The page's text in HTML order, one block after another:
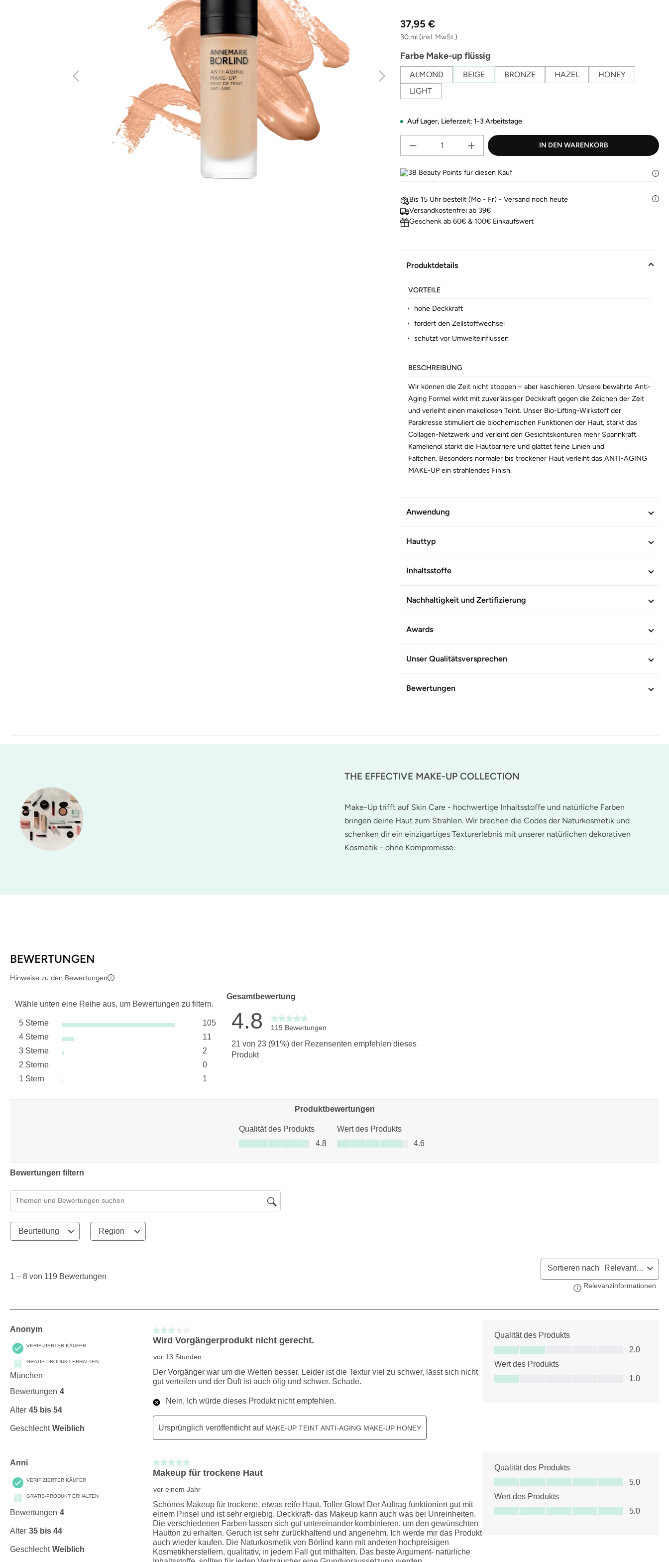
Regulärer Preis:
37,95 €
30 ml (inkl. MwSt.)
Farbe Make-up flüssig
ALMOND BEIGE BRONZE HAZEL
HONEY
LIGHT
Auf Lager, Lieferzeit: 1-3 Arbeitstage
Produkt Anzahl: Gib den
IN DEN WARENKORB
38 Beauty Points für diesen Kauf
Bis 15 Uhr bestellt (Mo - Fr) - Versand noch heute
Versandkostenfrei ab 39€
Geschenk ab 60€ & 100€ Einkaufswert
Produktdetails
VORTEILE
hohe Deckkraft
fördert den Zellstoffwechsel
schützt vor Umwelteinflüssen
BESCHREIBUNG
Wir können die Zeit nicht stoppen – aber kaschieren. Unsere bewährte Anti-
Aging Formel wirkt mit zuverlässiger Deckkraft gegen die Zeichen der Zeit
und verleiht einen makellosen Teint. Unser Bio-Lifting-Wirkstoff der
Parakresse stimuliert die biochemischen Funktionen der Haut, stärkt das
Collagen-Netzwerk und verleiht den Gesichtskonturen mehr Spannkraft.
Kamelienöl stärkt die Hautbarriere und glättet feine Linien und
Fältchen. Besonders normaler bis trockener Haut verleiht das ANTI-AGING
MAKE-UP ein strahlendes Finish.
Anwendung
Hauttyp
Inhaltsstoffe
Nachhaltigkeit und Zertifizierung
Awards
Unser Qualitätsversprechen
Bewertungen
THE EFFECTIVE MAKE-UP COLLECTION
Make-Up trifft auf Skin Care - hochwertige Inhaltsstoffe und natürliche Farben
bringen deine Haut zum Strahlen. Wir brechen die Codes der Naturkosmetik und
schenken dir ein einzigartiges Texturerlebnis mit unserer natürlichen dekorativen
Kosmetik - ohne Kompromisse.
BEWERTUNGEN
Hinweise zu den Bewertungen
Wähle unten eine Reihe aus, um Bewertungen zu filtern.
5 Sterne Sterne
105
105 Bewertungen mit 5 Sternen.
4 Sterne Sterne
11
11 Bewertungen mit 4 Sternen.
3 Sterne Sterne
2
2 Bewertungen mit 3 Sternen.
2 Sterne
0
0 Bewertungen mit 2 Sternen.
1 Stern Sterne
1
Gesamtbewertung
4.8 119 Bewertungen
21 von 23 (91%) der Rezensenten empfehlen dieses
Produkt
Produktbewertungen
Qualität des Produkts
Qualität des Produkts, 4.8 von 5
4.8
Wert des Produkts
Wert des Produkts, 4.6 von 5
4.6
Bewertungen filtern
Suchthemen und Bewertungen Suchregion
Beurteilung Region
8
1 – 8 von 119 Bewertungen
Sortieren nach Relevanteste
Relevanzinformationen
Anonym
VERIFIZIERTER KÄUFER
GRATIS-PRODUKT ERHALTEN
München
Bewertungen 4
Alter 45 bis 54
Geschlecht Weiblich
3 von 5 Sternen.
Wird Vorgängerprodukt nicht gerecht.
vor 13 Stunden
Der Vorgänger war um die Welten besser. Leider ist die Textur viel zu schwer, lässt sich nicht
gut verteilen und der Duft ist auch ölig und schwer. Schade.
Nein, Ich würde dieses Produkt nicht empfehlen.
Ursprünglich veröffentlicht auf MAKE-UP TEINT ANTI-AGING MAKE-UP HONEY
Qualität des Produkts
Qualität des Produkts, 2.0 von 5
2.0
Wert des Produkts
Wert des Produkts, 1.0 von 5
1.0
Anni
VERIFIZIERTER KÄUFER
GRATIS-PRODUKT ERHALTEN
Bewertungen 4
Alter 35 bis 44
Geschlecht Weiblich
5 von 5 Sternen.
Makeup für trockene Haut
vor einem Jahr
Schönes Makeup für trockene, etwas reife Haut. Toller Glow! Der Auftrag funktioniert gut mit
einem Pinsel und ist sehr ergiebig. Deckkraft- das Makeup kann auch was bei Unreinheiten.
Die verschiedenen Farben lassen sich gut untereinander kombinieren, um den gewünschten
Hautton zu erhalten. Geruch ist sehr zurückhaltend und angenehm. Ich werde mir das Produkt
auch wieder kaufen. Die Naturkosmetik von Börlind kann mit anderen hochpreisigen
Kosmetikherstellern, qualitativ, in jedem Fall gut mithalten. Das beste Argument- natürliche
Qualität des Produkts
Qualität des Produkts, 5.0 von 5
5.0
Wert des Produkts
Wert des Produkts, 5.0 von 5
5.0